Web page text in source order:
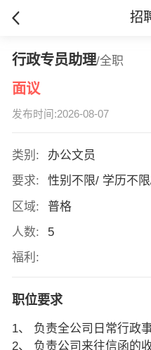
招
行政专员助理/全职
面议
发布时间:2026-08-07
类别:
办公文员
要求:
性别不限/ 学历不
区域:
普格
人数:
5
福利:
职位要求
1、 负责全公司日常行政
2、 负责公司来往信函的